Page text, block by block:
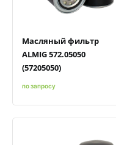
Масляный фильтр
ALMIG 572.05050
(57205050)
по запросу